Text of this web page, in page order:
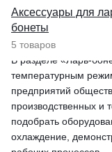
Аксессуары для
бонеты
5 товаров
В разделе «Ларь-
температурным
предприятий
производственных и
подобрать
охлаждение,